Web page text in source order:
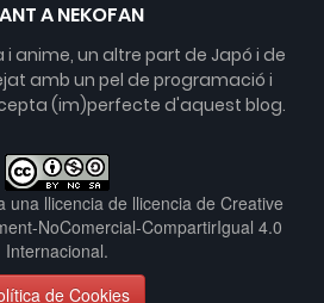
A NEKOFAN
anime, un altre part de Japó i de
amb un pel de programació i
(im)perfecte d'aquest blog.
una llicencia de llicencia de Creative
NoComercial-CompartirIgual 4.0
Internacional.
de Cookies